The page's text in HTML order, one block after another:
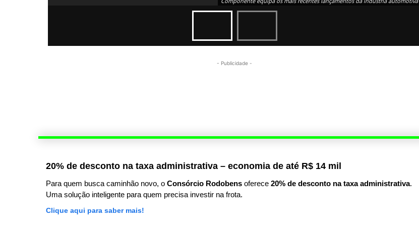
- Publicidade -
20% de desconto na taxa administrativa – economia de até R$ 14 mil
Para quem busca caminhão novo, o Consórcio Rodobens oferece 20% de desconto na taxa administrativa.
Uma solução inteligente para quem precisa investir na frota.
Clique aqui para saber mais!